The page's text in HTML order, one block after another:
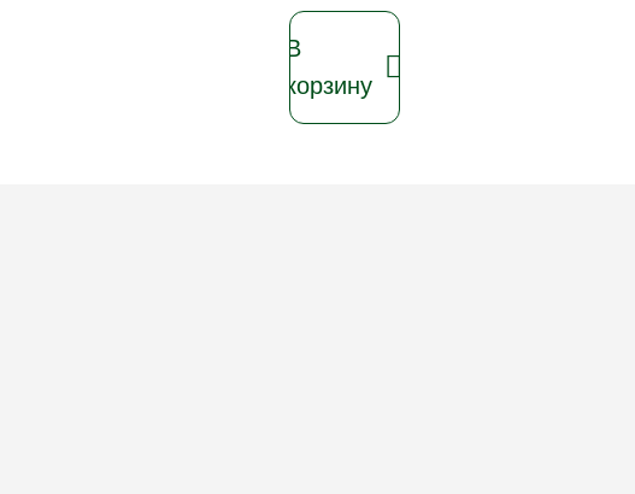
В
корзину